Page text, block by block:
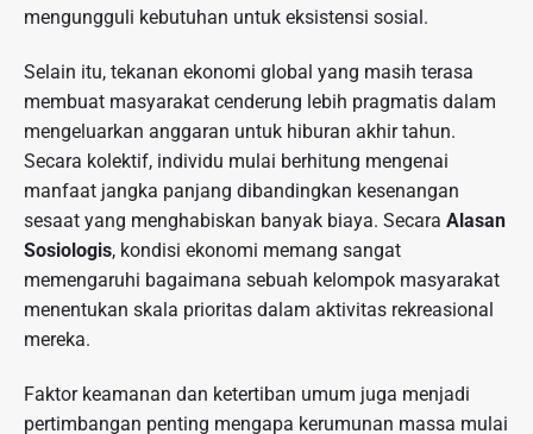
mengungguli kebutuhan untuk eksistensi sosial.
Selain itu, tekanan ekonomi global yang masih terasa
membuat masyarakat cenderung lebih pragmatis dalam
mengeluarkan anggaran untuk hiburan akhir tahun.
Secara kolektif, individu mulai berhitung mengenai
manfaat jangka panjang dibandingkan kesenangan
sesaat yang menghabiskan banyak biaya. Secara Alasan
Sosiologis, kondisi ekonomi memang sangat
memengaruhi bagaimana sebuah kelompok masyarakat
menentukan skala prioritas dalam aktivitas rekreasional
mereka.
Faktor keamanan dan ketertiban umum juga menjadi
pertimbangan penting mengapa kerumunan massa mulai